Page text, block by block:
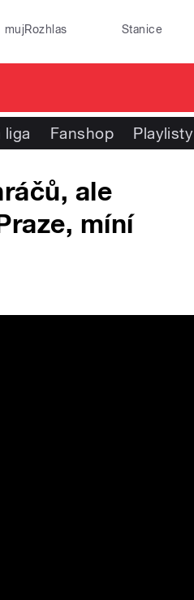
mujRozhlas Stanice
liga Fanshop Playlisty
ale
míní